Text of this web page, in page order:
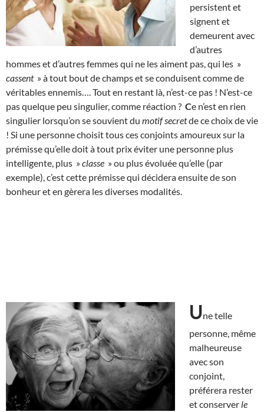
persistent et
signent et
demeurent avec
d’autres
hommes et d’autres femmes qui ne les aiment pas, qui les »
cassent» à tout bout de champs et se conduisent comme de
véritables ennemis…. Tout en restant là, n’est-ce pas ! N’est-ce
pas quelque peu singulier, comme réaction ? Ce n’est en rien
singulier lorsqu’on se souvient du motif secretde ce choix de vie
! Si une personne choisit tous ces conjoints amoureux sur la
prémisse qu’elle doit à tout prix éviter une personne plus
intelligente, plus »classe » ou plus évoluée qu’elle (par
exemple), c’est cette prémisse qui décidera ensuite de son
bonheur et en gèrera les diverses modalités.
Une telle
personne, même
malheureuse
avec son
conjoint,
préférera rester
et conserver le